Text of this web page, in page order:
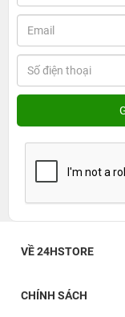
VỀ 24HSTORE
CHÍNH SÁCH